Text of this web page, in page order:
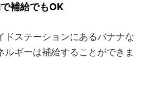
補給でもOK
ドステーションにあるバナナな
ルギーは補給することができま